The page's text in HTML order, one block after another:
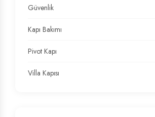
Güvenlik
Kapı Bakımı
Pivot Kapı
Villa Kapısı